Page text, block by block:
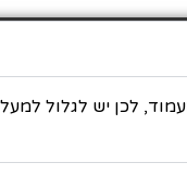
לכן יש לגלול